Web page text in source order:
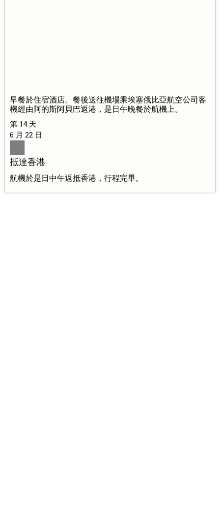
早餐於住宿酒店。餐後送往機場乘埃塞俄比亞航空公司客
機經由阿的斯阿貝巴返港，是日午晚餐於航機上。
第 14 天
6 月 22 日
抵達香港
航機於是日中午返抵香港，行程完畢。